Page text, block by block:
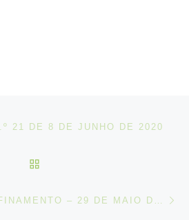
21 DE 8 DE JUNHO DE 2020